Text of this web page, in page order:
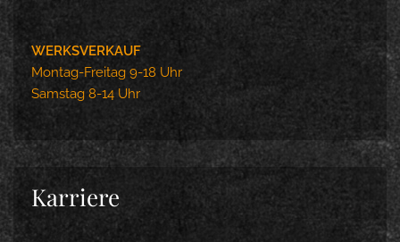
WERKSVERKAUF
Montag-Freitag 9-18 Uhr
Samstag 8-14 Uhr
Karriere